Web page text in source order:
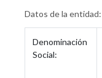
Datos de la entidad:
Denominación
Social: